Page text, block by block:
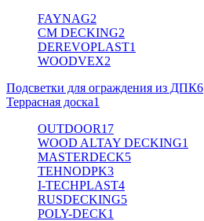
FAYNAG2
CM DECKING2
DEREVOPLAST1
WOODVEX2
Подсветки для ограждения из ДПК6
Террасная доска1
OUTDOOR17
WOOD ALTAY DECKING1
MASTERDECK5
TEHNODPK3
I-TECHPLAST4
RUSDECKING5
POLY-DECK1